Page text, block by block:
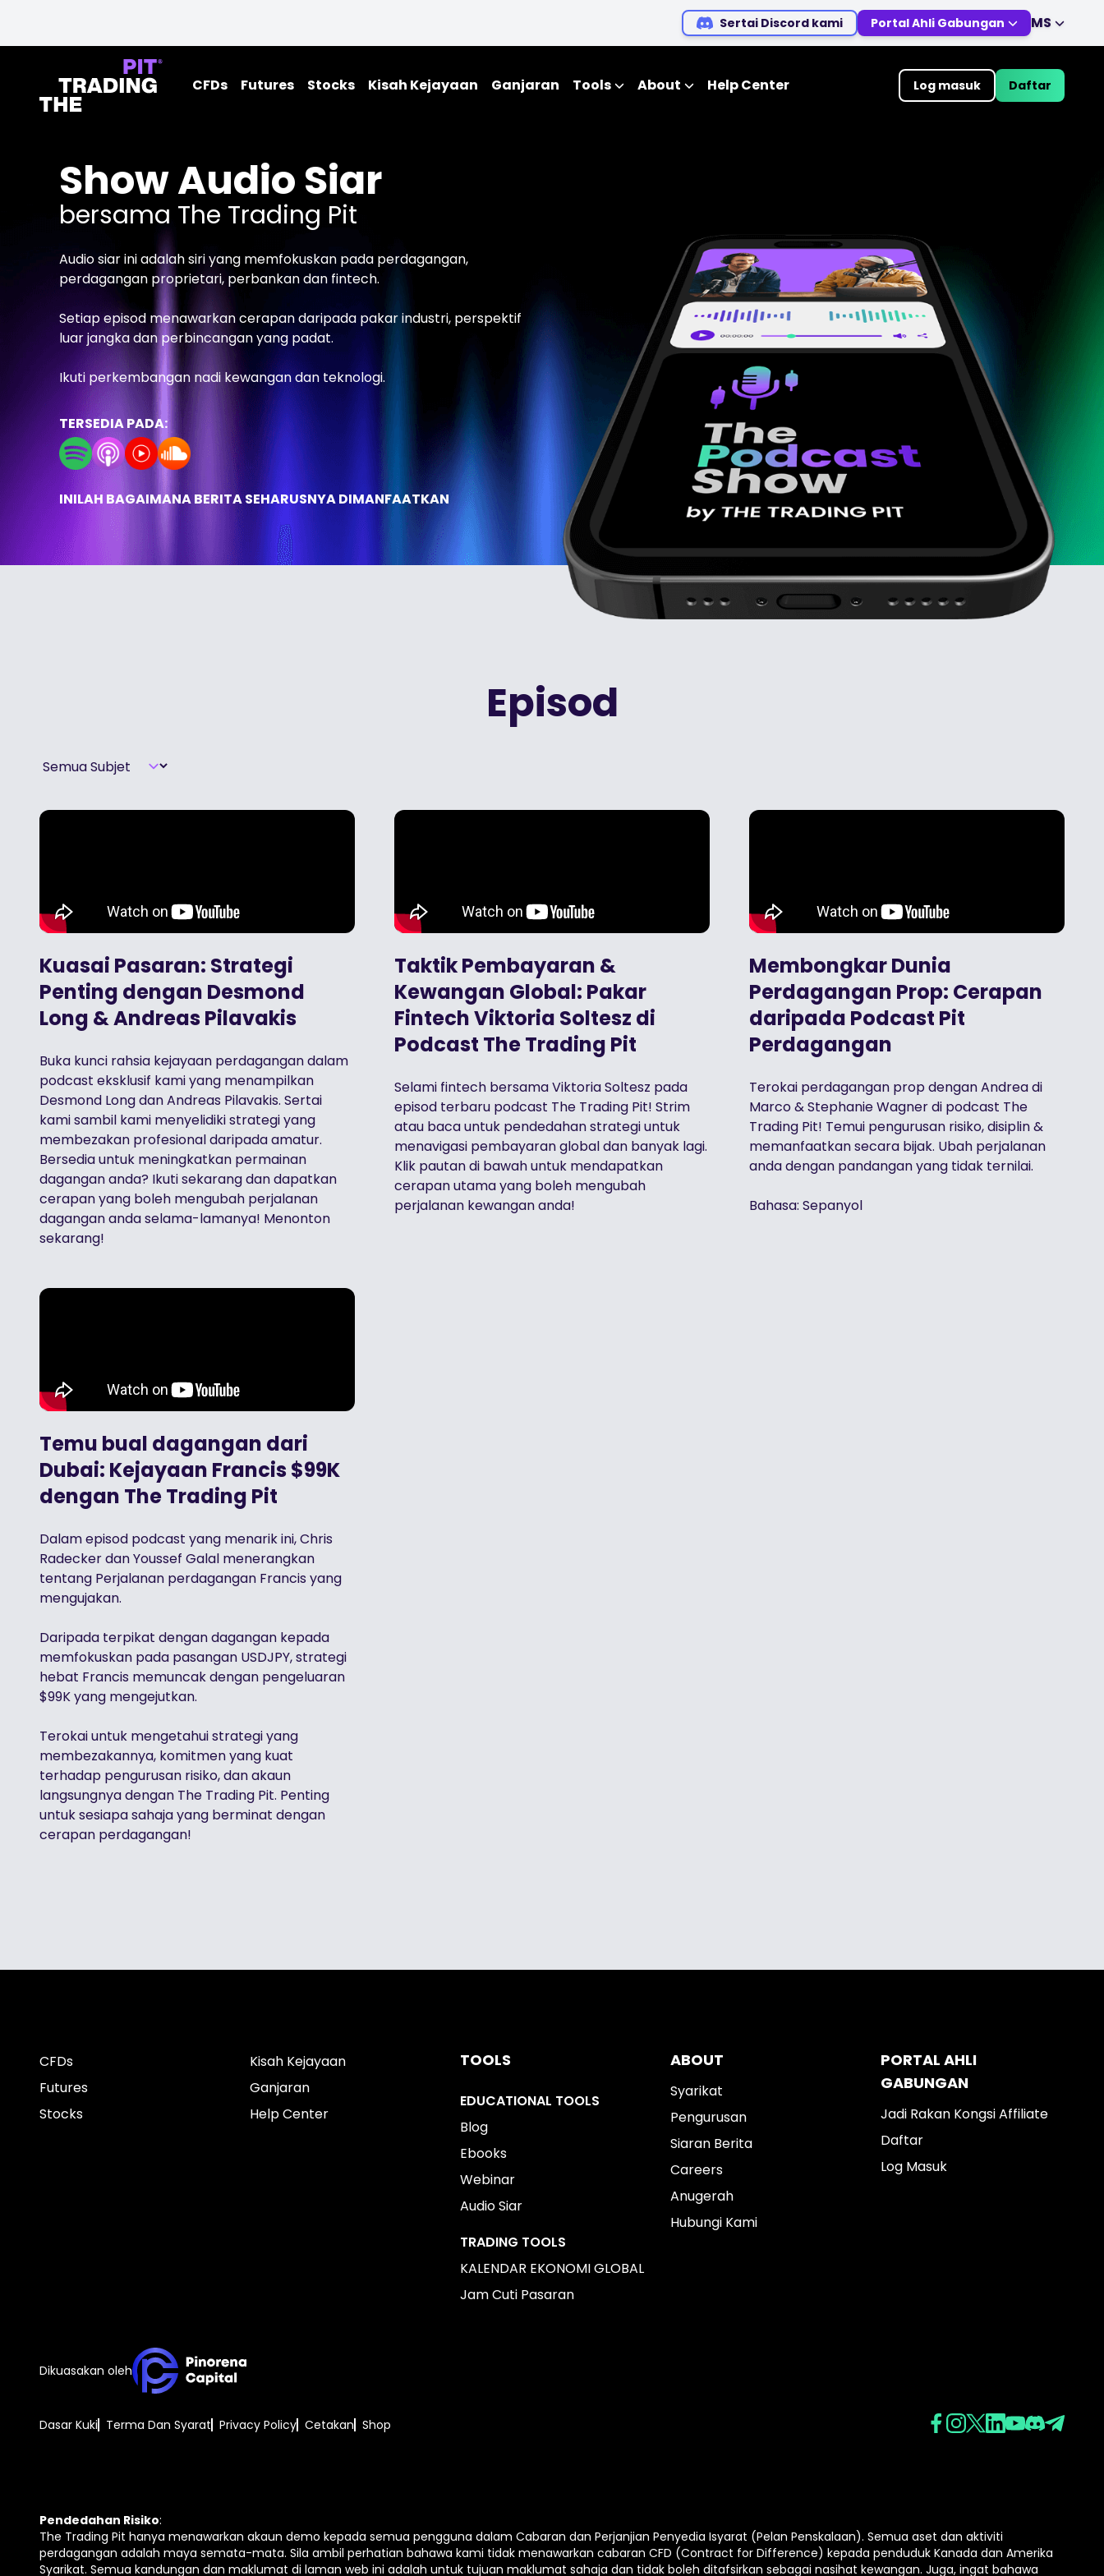
Sertai Discord kami Portal Ahli Gabungan MS
EN
DE
MS
ZH
CFDs Futures Stocks Kisah Kejayaan Ganjaran
Tools
About Help Center Log masuk Daftar
Show Audio Siar
bersama The Trading Pit
Audio siar ini adalah siri yang memfokuskan pada perdagangan,
perdagangan proprietari, perbankan dan fintech.
Setiap episod menawarkan cerapan daripada pakar industri, perspektif
luar jangka dan perbincangan yang padat.
Ikuti perkembangan nadi kewangan dan teknologi.
TERSEDIA PADA:
INILAH BAGAIMANA BERITA SEHARUSNYA DIMANFAATKAN
Episod
Kuasai Pasaran: Strategi
Penting dengan Desmond
Long & Andreas Pilavakis
Buka kunci rahsia kejayaan perdagangan dalam
podcast eksklusif kami yang menampilkan
Desmond Long dan Andreas Pilavakis. Sertai
kami sambil kami menyelidiki strategi yang
membezakan profesional daripada amatur.
Bersedia untuk meningkatkan permainan
dagangan anda? Ikuti sekarang dan dapatkan
cerapan yang boleh mengubah perjalanan
dagangan anda selama-lamanya! Menonton
sekarang!
Taktik Pembayaran &
Kewangan Global: Pakar
Fintech Viktoria Soltesz di
Podcast The Trading Pit
Selami fintech bersama Viktoria Soltesz pada
episod terbaru podcast The Trading Pit! Strim
atau baca untuk pendedahan strategi untuk
menavigasi pembayaran global dan banyak lagi.
Klik pautan di bawah untuk mendapatkan
cerapan utama yang boleh mengubah
perjalanan kewangan anda!
Membongkar Dunia
Perdagangan Prop: Cerapan
daripada Podcast Pit
Perdagangan
Terokai perdagangan prop dengan Andrea di
Marco & Stephanie Wagner di podcast The
Trading Pit! Temui pengurusan risiko, disiplin &
memanfaatkan secara bijak. Ubah perjalanan
anda dengan pandangan yang tidak ternilai.
Bahasa: Sepanyol
Temu bual dagangan dari
Dubai: Kejayaan Francis $99K
dengan The Trading Pit
Dalam episod podcast yang menarik ini, Chris
Radecker dan Youssef Galal menerangkan
tentang Perjalanan perdagangan Francis yang
mengujakan.
Daripada terpikat dengan dagangan kepada
memfokuskan pada pasangan USDJPY, strategi
hebat Francis memuncak dengan pengeluaran
$99K yang mengejutkan.
Terokai untuk mengetahui strategi yang
membezakannya, komitmen yang kuat
terhadap pengurusan risiko, dan akaun
langsungnya dengan The Trading Pit. Penting
untuk sesiapa sahaja yang berminat dengan
cerapan perdagangan!
CFDs
Futures
Stocks
Kisah Kejayaan
Ganjaran
Help Center
TOOLS
EDUCATIONAL TOOLS
Blog
Ebooks
Webinar
Audio Siar
TRADING TOOLS
KALENDAR EKONOMI GLOBAL
Jam Cuti Pasaran
ABOUT
Syarikat
Pengurusan
Siaran Berita
Careers
Anugerah
Hubungi Kami
PORTAL AHLI
GABUNGAN
Jadi Rakan Kongsi Affiliate
Daftar
Log Masuk
Dikuasakan oleh
Dasar Kuki Terma Dan Syarat Privacy Policy Cetakan Shop
Pendedahan Risiko:
The Trading Pit hanya menawarkan akaun demo kepada semua pengguna dalam Cabaran dan Perjanjian Penyedia Isyarat (Pelan Penskalaan). Semua aset dan aktiviti
perdagangan adalah maya semata-mata. Sila ambil perhatian bahawa kami tidak menawarkan cabaran CFD (Contract for Difference) kepada penduduk Kanada dan Amerika
Syarikat. Semua kandungan dan maklumat di laman web ini adalah untuk tujuan maklumat sahaja dan tidak boleh ditafsirkan sebagai nasihat kewangan. Juga, ingat bahawa